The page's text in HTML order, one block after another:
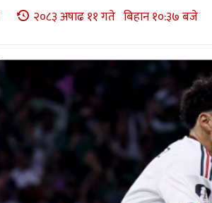
२०८३ अषाढ ११ गते बिहान १०:३७ बजे